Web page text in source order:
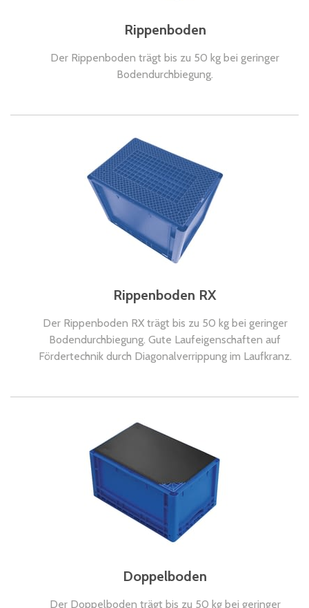
Rippenboden
Der Rippenboden trägt bis zu 50 kg bei geringer
Bodendurchbiegung.
Rippenboden RX
Der Rippenboden RX trägt bis zu 50 kg bei geringer
Bodendurchbiegung. Gute Laufeigenschaften auf
Fördertechnik durch Diagonalverrippung im Laufkranz.
Doppelboden
Der Doppelboden trägt bis zu 50 kg bei geringer